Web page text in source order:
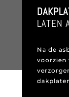
LATEN
Na de
voorzien